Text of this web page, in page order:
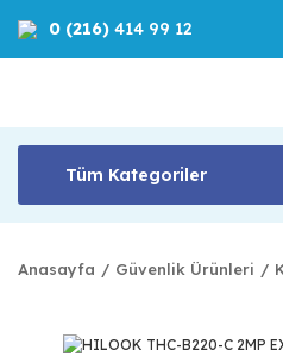
0 (216) 414 99 12
Tüm Kategoriler
Anasayfa Güvenlik Ürünleri